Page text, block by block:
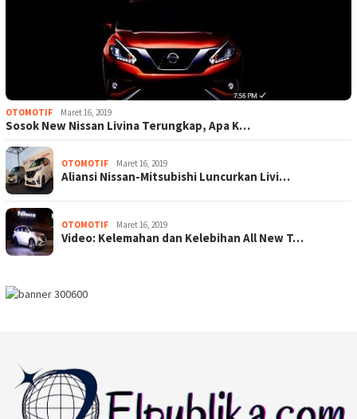
OTOMOTIF Maret 16, 2019
Sosok New Nissan Livina Terungkap, Apa K…
OTOMOTIF Maret 16, 2019
Aliansi Nissan-Mitsubishi Luncurkan Livi…
OTOMOTIF Maret 16, 2019
Video: Kelemahan dan Kelebihan All New T…